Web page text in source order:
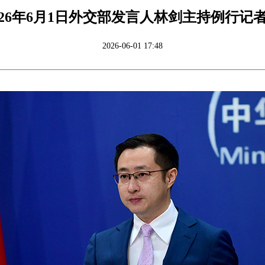
年6月1日外交部发言人林剑主持例行记
2026-06-01 17:48